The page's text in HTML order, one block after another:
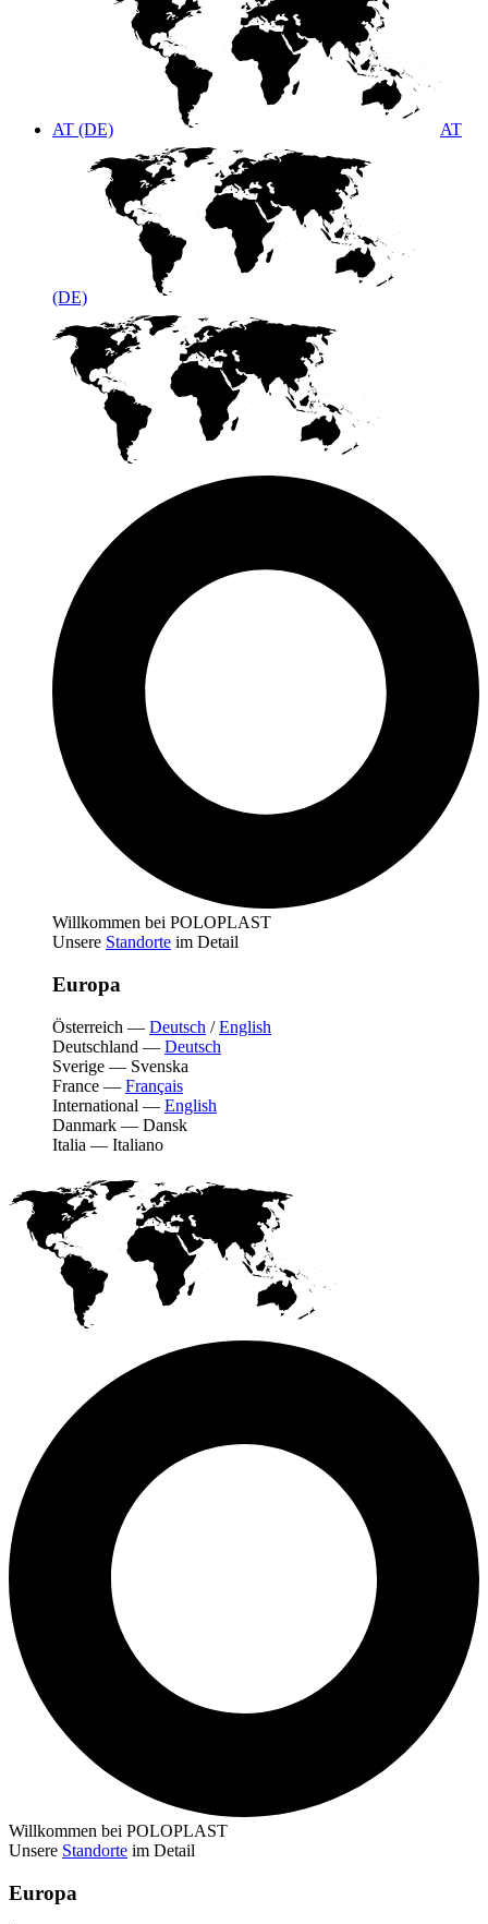
AT (DE) AT
(DE)
Willkommen bei POLOPLAST
Unsere Standorte im Detail
Europa
Österreich — Deutsch /English
Deutschland — Deutsch
Sverige — Svenska
France — Français
International — English
Danmark — Dansk
Italia — Italiano
Willkommen bei POLOPLAST
Unsere Standorte im Detail
Europa